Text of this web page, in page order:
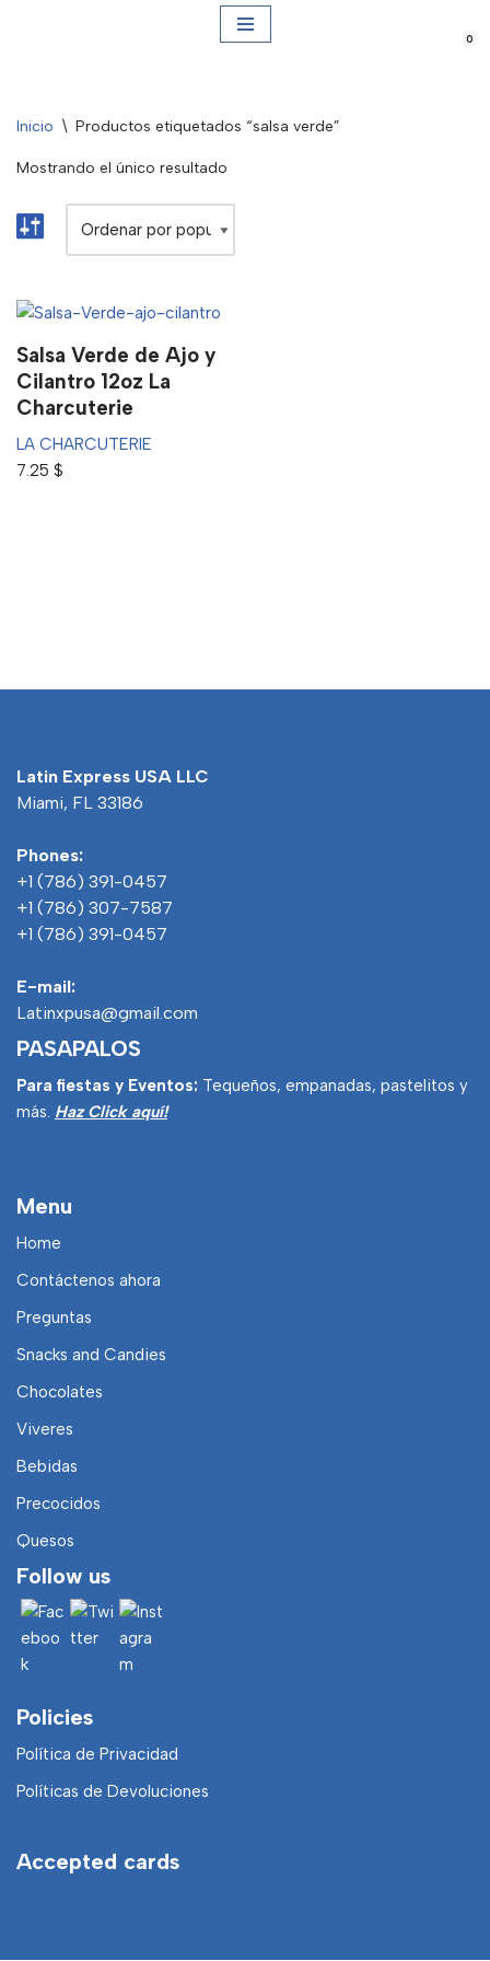
0
Inicio \ Productos etiquetados “salsa verde”
Mostrando el único resultado
Salsa Verde de Ajo y
Cilantro 12oz La
Charcuterie
LA CHARCUTERIE
7.25 $
Latin Express USA LLC
Miami, FL 33186
Phones:
+1 (786) 391-0457
+1 (786) 307-7587
+1 (786) 391-0457
E-mail:
Latinxpusa@gmail.com
PASAPALOS
Para fiestas y Eventos: Tequeños, empanadas, pastelitos y
más. Haz Click aquí!
Menu
Home
Contáctenos ahora
Preguntas
Snacks and Candies
Chocolates
Viveres
Bebidas
Precocidos
Quesos
Follow us
Policies
Política de Privacidad
Políticas de Devoluciones
Accepted cards